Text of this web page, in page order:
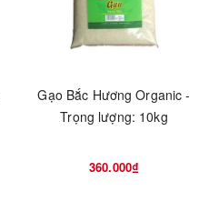
Gạo Bắc Hương Organic -
Trọng lượng: 10kg
360.000₫